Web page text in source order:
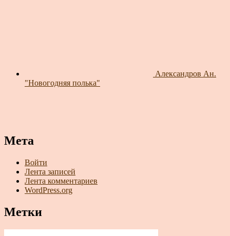
Александров Ан.
"Новогодняя полька"
Мета
Войти
Лента записей
Лента комментариев
WordPress.org
Метки